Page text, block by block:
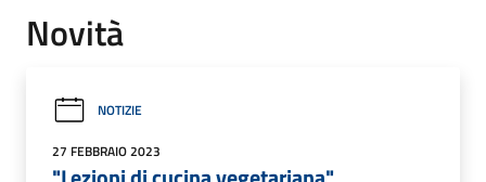
Novità
NOTIZIE
27 FEBBRAIO 2023